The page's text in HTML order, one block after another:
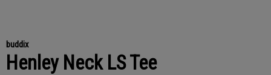
buddix
Henley Neck LS Tee